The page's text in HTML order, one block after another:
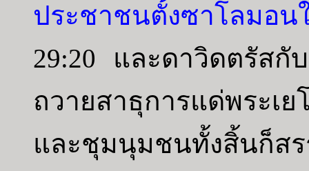
ประชาชนตั้งซาโลมอน
29:20 และดาวิดตรัส
ถวายสาธุการแด่พระเ
และชุมนุมชนทั้งสิ้นก็สร